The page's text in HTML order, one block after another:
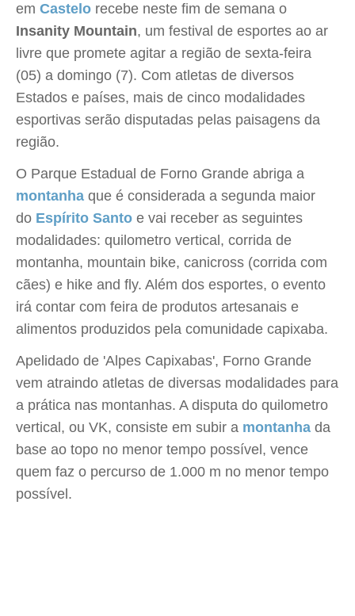
em Castelo recebe neste fim de semana o
Insanity Mountain, um festival de esportes ao ar
livre que promete agitar a região de sexta-feira
(05) a domingo (7). Com atletas de diversos
Estados e países, mais de cinco modalidades
esportivas serão disputadas pelas paisagens da
região.
O Parque Estadual de Forno Grande abriga a
montanha que é considerada a segunda maior
do Espírito Santo e vai receber as seguintes
modalidades: quilometro vertical, corrida de
montanha, mountain bike, canicross (corrida com
cães) e hike and fly. Além dos esportes, o evento
irá contar com feira de produtos artesanais e
alimentos produzidos pela comunidade capixaba.
Apelidado de 'Alpes Capixabas', Forno Grande
vem atraindo atletas de diversas modalidades para
a prática nas montanhas. A disputa do quilometro
vertical, ou VK, consiste em subir a montanha da
base ao topo no menor tempo possível, vence
quem faz o percurso de 1.000 m no menor tempo
possível.